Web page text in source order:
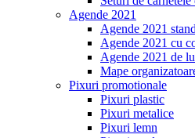
Agende 2021
Agende 2021
Agende 2021 cu
Agende 2021 de
Mape
Pixuri promotionale
Pixuri plastic
Pixuri metalice
Pixuri lemn